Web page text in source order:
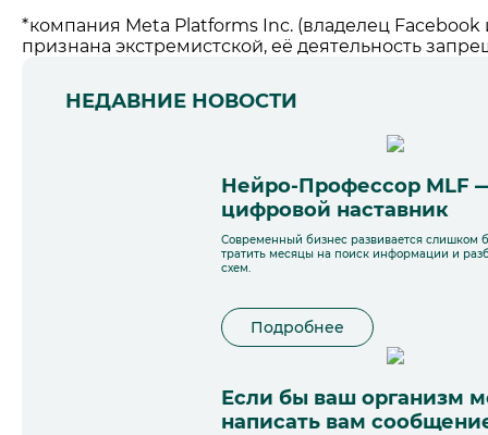
*компания Meta Platforms Inc. (владелец
признана экстремистской, её деятельность
НЕДАВНИЕ НОВОСТИ
Нейро-Профессор MLF
цифровой наставник
Современный бизнес развивается слишком
тратить месяцы на поиск информации и
схем.
Подробнее
Если бы ваш организм
написать вам